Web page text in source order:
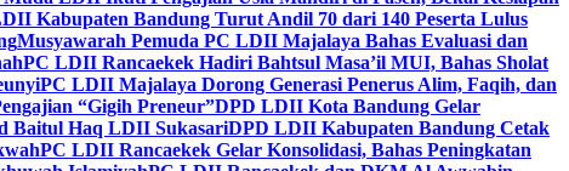
Kabupaten Bandung Turut Andil 70 dari 140 Peserta Lulus
Musyawarah Pemuda PC LDII Majalaya Bahas Evaluasi dan
PC LDII Rancaekek Hadiri Bahtsul Masa’il MUI, Bahas Sholat
PC LDII Majalaya Dorong Generasi Penerus Alim, Faqih, dan
“Gigih Preneur”DPD LDII Kota Bandung Gelar
Baitul Haq LDII SukasariDPD LDII Kabupaten Bandung Cetak
PC LDII Rancaekek Gelar Konsolidasi, Bahas Peningkatan